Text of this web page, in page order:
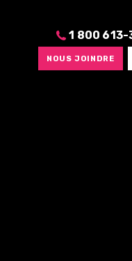
1 800 613-
NOUS JOINDRE